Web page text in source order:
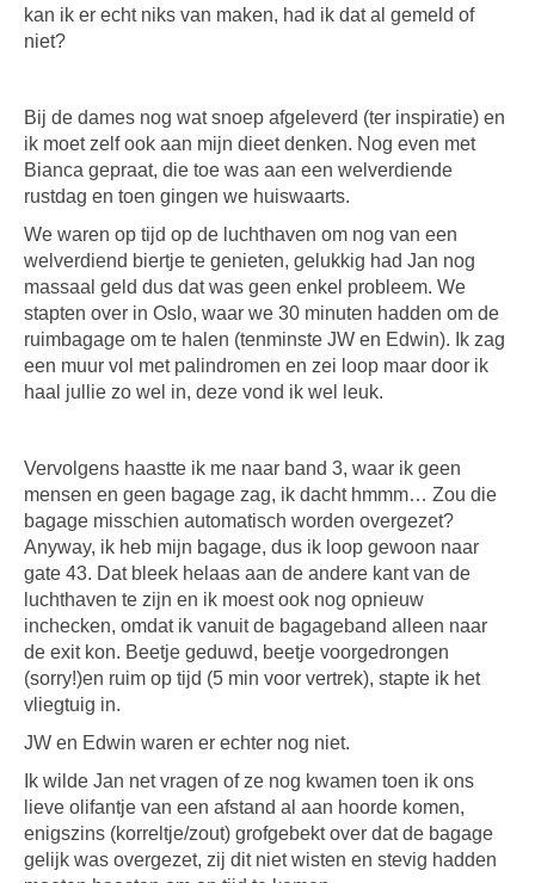
kan ik er echt niks van maken, had ik dat al gemeld of
niet?
Bij de dames nog wat snoep afgeleverd (ter inspiratie) en
ik moet zelf ook aan mijn dieet denken. Nog even met
Bianca gepraat, die toe was aan een welverdiende
rustdag en toen gingen we huiswaarts.
We waren op tijd op de luchthaven om nog van een
welverdiend biertje te genieten, gelukkig had Jan nog
massaal geld dus dat was geen enkel probleem. We
stapten over in Oslo, waar we 30 minuten hadden om de
ruimbagage om te halen (tenminste JW en Edwin). Ik zag
een muur vol met palindromen en zei loop maar door ik
haal jullie zo wel in, deze vond ik wel leuk.
Vervolgens haastte ik me naar band 3, waar ik geen
mensen en geen bagage zag, ik dacht hmmm… Zou die
bagage misschien automatisch worden overgezet?
Anyway, ik heb mijn bagage, dus ik loop gewoon naar
gate 43. Dat bleek helaas aan de andere kant van de
luchthaven te zijn en ik moest ook nog opnieuw
inchecken, omdat ik vanuit de bagageband alleen naar
de exit kon. Beetje geduwd, beetje voorgedrongen
(sorry!)en ruim op tijd (5 min voor vertrek), stapte ik het
vliegtuig in.
JW en Edwin waren er echter nog niet.
Ik wilde Jan net vragen of ze nog kwamen toen ik ons
lieve olifantje van een afstand al aan hoorde komen,
enigszins (korreltje/zout) grofgebekt over dat de bagage
gelijk was overgezet, zij dit niet wisten en stevig hadden